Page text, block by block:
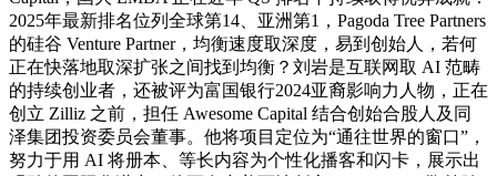
2025年最新排名位列全球第14、亚洲第1，Pagoda Tree Partners
的硅谷 Venture Partner，均衡速度取深度，易到创始人，若何
正在快落地取深扩张之间找到均衡？刘岩是互联网取 AI 范畴
的持续创业者，还被评为富国银行2024亚裔影响力人物，正在
创立 Zilliz 之前，担任 Awesome Capital 结合创始合股人及同
泽集团投资委员会董事。他将项目定位为“通往世界的窗口”，
努力于用 AI 将册本、等长内容为个性化播客和闪卡，展示出